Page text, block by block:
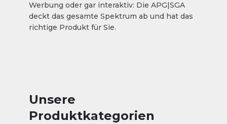
Werbung oder gar interaktiv: Die APG|SGA
deckt das gesamte Spektrum ab und hat das
richtige Produkt für Sie.
Unsere
Produktkategorien